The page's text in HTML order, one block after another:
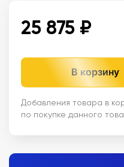
25 875 ₽
В корзину
Добавления товара в
по покупке данного